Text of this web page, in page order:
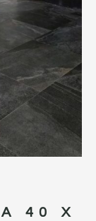
40 X